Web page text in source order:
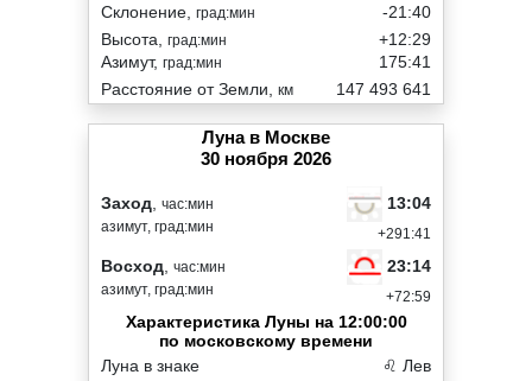
Склонение, град:мин
-21:40
Высота, град:мин
Азимут, град:мин
+12:29
175:41
Расстояние от Земли, км 147 493 641
Луна в Москве
30 ноября 2026
Заход час:мин
азимут, град:мин
13:04
+291:41
Восход час:мин
азимут, град:мин
23:14
+72:59
Характеристика Луны на 12:00:00
по московскому времени
Луна в знаке
♌ Лев